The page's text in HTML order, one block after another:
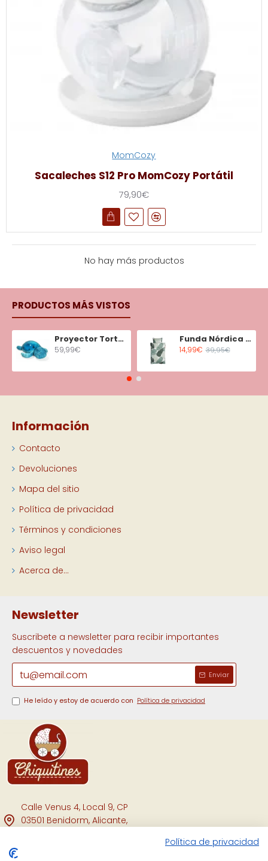
MomCozy
Sacaleches S12 Pro MomCozy Portátil
79,90€
No hay más productos
PRODUCTOS MÁS VISTOS
Proyector Tortuga Tranquila Aqua
59,99€
Funda Nórdica Minicuna Tiny Tropics
14,99€ 39,95€
Información
Contacto
Devoluciones
Mapa del sitio
Política de privacidad
Términos y condiciones
Aviso legal
Acerca de...
Newsletter
Suscribete a newsletter para recibir importantes
descuentos y novedades
Enviar
He leído y estoy de acuerdo con Política de privacidad
Calle Venus 4, Local 9, CP
03501 Benidorm, Alicante,
Política de privacidad